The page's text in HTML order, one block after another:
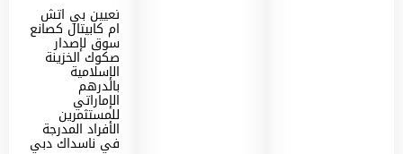
تعيين بي اتش
ام كابيتال كصانع
سوق لإصدار
صكوك الخزينة
الإسلامية
بالدرهم
الإماراتي
للمستثمرين
الأفراد المدرجة
في ناسداك دبي